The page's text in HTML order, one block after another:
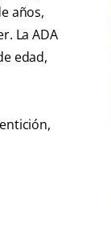
años,
La ADA
edad,